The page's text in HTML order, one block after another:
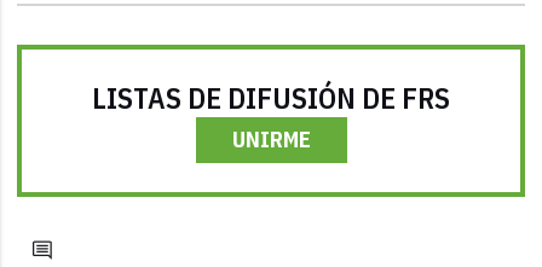
LISTAS DE DIFUSIÓN DE FRS
UNIRME